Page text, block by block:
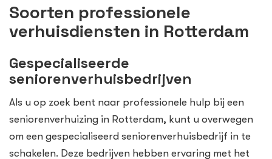
Soorten professionele
verhuisdiensten in Rotterdam
Gespecialiseerde
seniorenverhuisbedrijven
Als u op zoek bent naar professionele hulp bij een
seniorenverhuizing in Rotterdam, kunt u overwegen
om een gespecialiseerd seniorenverhuisbedrijf in te
schakelen. Deze bedrijven hebben ervaring met het